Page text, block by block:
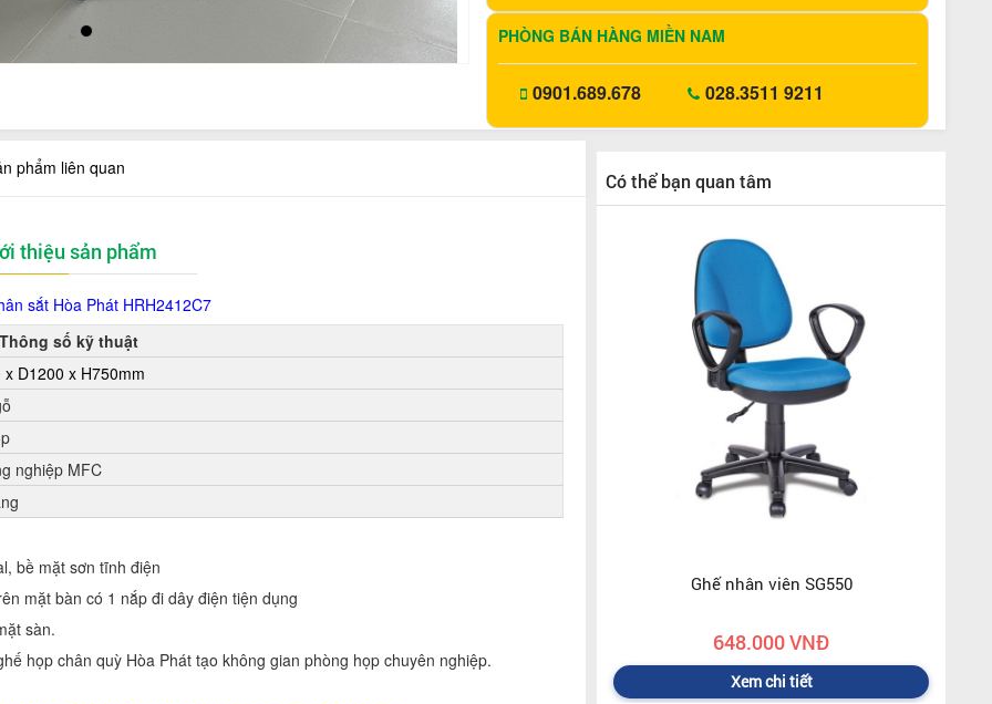
PHÒNG BÁN HÀNG MIỀN NAM
0901.689.678 028.3511 9211
phẩm liên quan
thiệu sản phẩm
sắt Hòa Phát HRH2412C7
số kỹ thuật
x D1200 x H750mm
nghiệp MFC
bề mặt sơn tĩnh điện
mặt bàn có 1 nắp đi dây điện tiện dụng
sàn.
họp chân quỳ Hòa Phát tạo không gian phòng họp chuyên nghiệp.
Có thể bạn quan tâm
Ghế nhân viên SG550
648.000 VNĐ
Xem chi tiết